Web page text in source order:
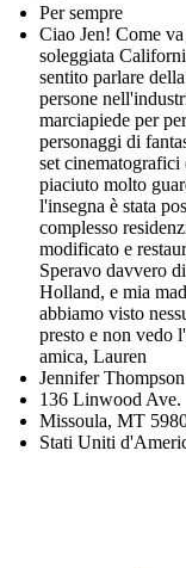
Per sempre
Ciao Jen! Come
soleggiata
sentito parlare
persone
marciapiede per
personaggi di
set
piaciuto molto
l'insegna è stata
complesso
modificato e
Speravo davvero
Holland, e mia
abbiamo visto
presto e non vedo
amica, Lauren
Jennifer Thompson
136 Linwood Ave.
Missoula, MT
Stati Uniti